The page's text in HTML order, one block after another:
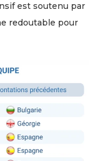
est soutenu par
redoutable pour